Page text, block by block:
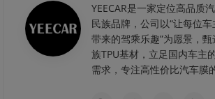
YEECAR是一家定位高品质
民族品牌，公司以“让每位
带来的驾乘乐趣”为愿景，
族TPU基材，立足国内车主
需求，专注高性价比汽车膜